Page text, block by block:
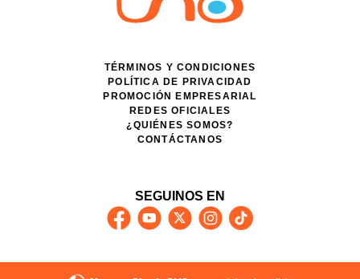
TÉRMINOS Y CONDICIONES
POLÍTICA DE PRIVACIDAD
PROMOCIÓN EMPRESARIAL
REDES OFICIALES
¿QUIÉNES SOMOS?
CONTÁCTANOS
SEGUINOS EN